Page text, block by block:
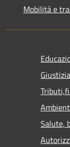
Mobilità e
Salute,